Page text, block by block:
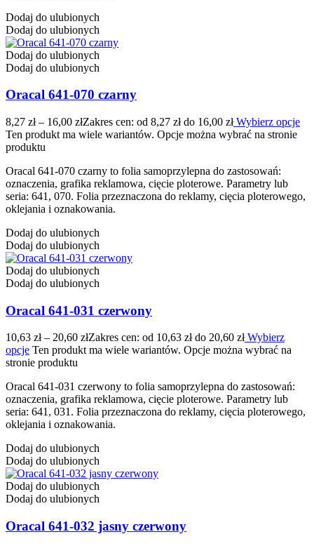
Dodaj do ulubionych
Dodaj do ulubionych
Dodaj do ulubionych
Dodaj do ulubionych
Oracal 641-070 czarny
8,27 zł – 16,00 złZakres cen: od 8,27 zł do 16,00 złWybierz opcje
Ten produkt ma wiele wariantów. Opcje można wybrać na stronie
produktu
Oracal 641-070 czarny to folia samoprzylepna do zastosowań:
oznaczenia, grafika reklamowa, cięcie ploterowe. Parametry lub
seria: 641, 070. Folia przeznaczona do reklamy, cięcia ploterowego,
oklejania i oznakowania.
Dodaj do ulubionych
Dodaj do ulubionych
Dodaj do ulubionych
Dodaj do ulubionych
Oracal 641-031 czerwony
10,63 zł – 20,60 złZakres cen: od 10,63 zł do 20,60 złWybierz
opcje Ten produkt ma wiele wariantów. Opcje można wybrać na
stronie produktu
Oracal 641-031 czerwony to folia samoprzylepna do zastosowań:
oznaczenia, grafika reklamowa, cięcie ploterowe. Parametry lub
seria: 641, 031. Folia przeznaczona do reklamy, cięcia ploterowego,
oklejania i oznakowania.
Dodaj do ulubionych
Dodaj do ulubionych
Dodaj do ulubionych
Dodaj do ulubionych
Oracal 641-032 jasny czerwony